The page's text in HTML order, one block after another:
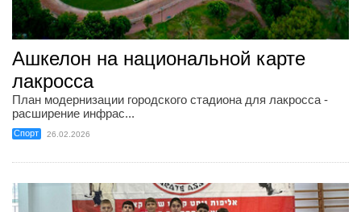
Ашкелон на национальной карте
лакросса
План модернизации городского стадиона для лакросса -
расширение инфрас...
Спорт 26.02.2026